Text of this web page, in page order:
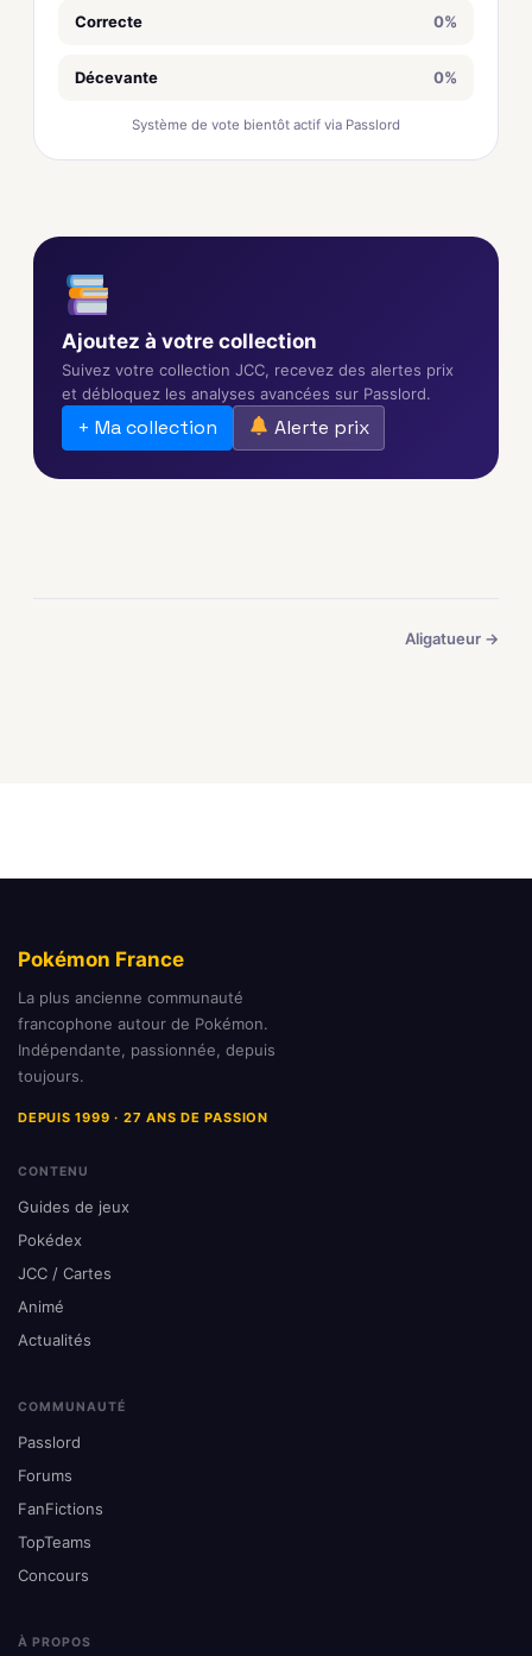
Correcte 0%
Décevante 0%
Système de vote bientôt actif via Passlord
Ajoutez à votre collection
Suivez votre collection JCC, recevez des alertes prix
et débloquez les analyses avancées sur Passlord.
+ Ma collection Alerte prix
Aligatueur →
Pokémon France
La plus ancienne communauté
francophone autour de Pokémon.
Indépendante, passionnée, depuis
toujours.
DEPUIS 1999 · 27 ANS DE PASSION
CONTENU
Guides de jeux
Pokédex
JCC / Cartes
Animé
Actualités
COMMUNAUTÉ
Passlord
Forums
FanFictions
TopTeams
Concours
À PROPOS